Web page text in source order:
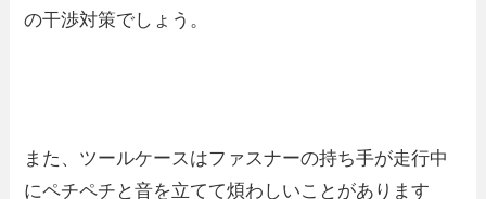
の干渉対策でしょう。
また、ツールケースはファスナーの持ち手が走行中
にペチペチと音を立てて煩わしいことがあります